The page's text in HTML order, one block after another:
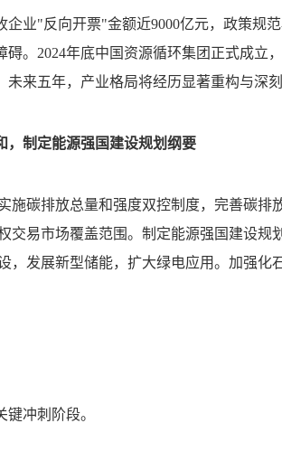
企业"反向开票"金额近9000亿元，政策规范
。2024年底中国资源循环集团正式成立
来五年，产业格局将经历显著重构与深刻
，制定能源强国建设规划纲要
施碳排放总量和强度双控制度，完善碳排
交易市场覆盖范围。制定能源强国建设规
，发展新型储能，扩大绿电应用。加强化
冲刺阶段。